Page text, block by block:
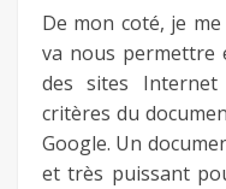
De mon coté, je
va nous permettre
des sites Internet
critères du
Google. Un
et très puissant